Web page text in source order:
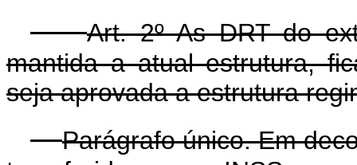
Art. 2º As DRT do
mantida a atual estrutura,
seja aprovada a estrutura
Parágrafo único. Em